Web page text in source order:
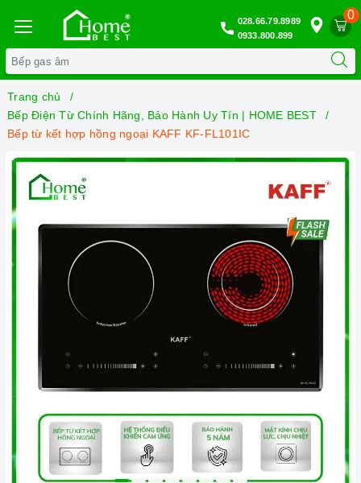
0
028.66.79.8989
0933.800.899
Trang chủ
Bếp Điện Từ Chính Hãng, Bảo Hành Uy Tín | HOME BEST
Bếp từ kết hợp hồng ngoại KAFF KF-FL101IC